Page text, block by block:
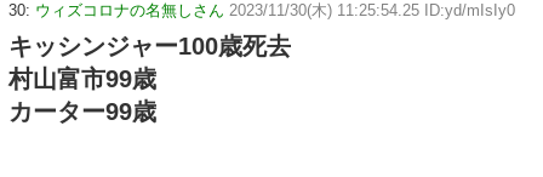
30: ウィズコロナの名無しさん 2023/11/30(木) 11:25:54.25 ID:yd/mIsIy0
キッシンジャー100歳死去
村山富市99歳
カーター99歳